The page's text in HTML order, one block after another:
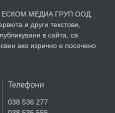
преди 5 дни
парцел в гр. Хасково кв.
ЕСКОМ МЕДИА ГРУП ООД.
и други текстови,
в сайта, са
ако изрично е посочено
Телефони
038 536 277